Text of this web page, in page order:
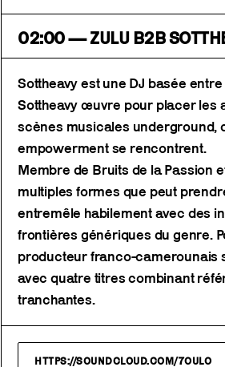
02:00 — ZULU B2B
Sottheavy est une DJ basée
Sottheavy œuvre pour placer les
scènes musicales underground,
empowerment se rencontrent.
Membre de Bruits de la Passion
multiples formes que peut
entremêle habilement avec des
frontières génériques du genre.
producteur franco-camerounais
avec quatre titres combinant
tranchantes.
HTTPS://SOUNDCLOUD.COM/7OULO